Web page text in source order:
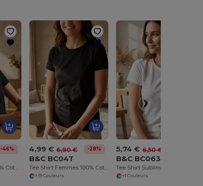
-46% 4,99 € 6,90 € -28%
B&C BC04T
Tee Shirt Femmes 100% Coton
+39 Couleurs
5,74 € 6,50 €
B&C BC063
+1 Couleurs